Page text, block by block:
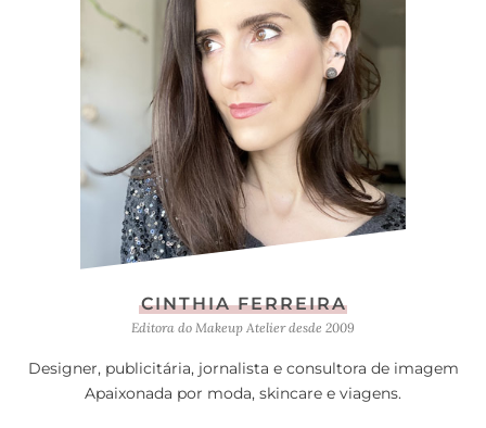
CINTHIA FERREIRA
Editora do Makeup Atelier desde 2009
Designer, publicitária, jornalista e consultora de imagem
Apaixonada por moda, skincare e viagens.